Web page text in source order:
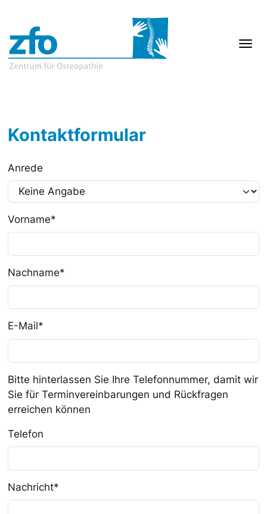
Kontaktformular
Anrede
Vorname*
Nachname*
E-Mail*
Bitte hinterlassen Sie Ihre Telefonnummer, damit wir
Sie für Terminvereinbarungen und Rückfragen
erreichen können
Telefon
Nachricht*